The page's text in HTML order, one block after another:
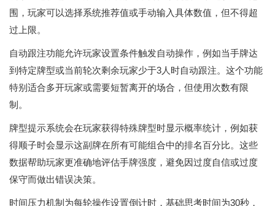
围，玩家可以选择系统推荐值或手动输入具体数值，但不得超
过上限。
自动跟注功能允许玩家设置条件触发自动操作，例如当手牌达
到特定牌型或当前轮次剩余玩家少于3人时自动跟注。这个功能
特别适合多开玩家或需要短暂离开的场合，但使用次数有限
制。
牌型提示系统会在玩家获得特殊牌型时显示概率统计，例如获
得顺子时会显示这副牌在所有可能组合中的排名百分比。这些
数据帮助玩家更准确地评估手牌强度，避免因过度自信或过度
保守而做出错误决策。
时间压力机制为每轮操作设置倒计时，基础思考时间为30秒，